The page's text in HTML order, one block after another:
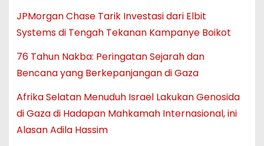
JPMorgan Chase Tarik Investasi dari Elbit
Systems di Tengah Tekanan Kampanye Boikot
76 Tahun Nakba: Peringatan Sejarah dan
Bencana yang Berkepanjangan di Gaza
Afrika Selatan Menuduh Israel Lakukan Genosida
di Gaza di Hadapan Mahkamah Internasional, ini
Alasan Adila Hassim